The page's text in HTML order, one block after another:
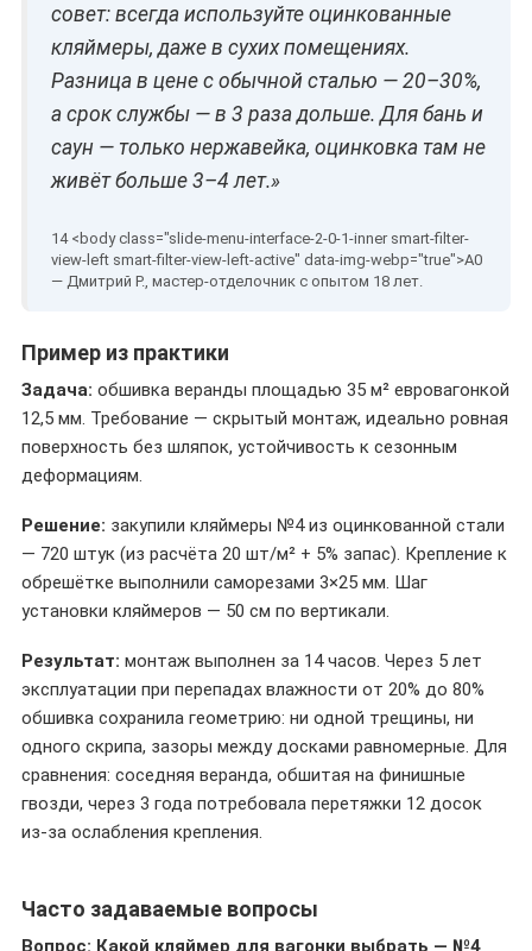
совет: всегда используйте оцинкованные
кляймеры, даже в сухих помещениях.
Разница в цене с обычной сталью — 20–30%,
а срок службы — в 3 раза дольше. Для бань и
саун — только нержавейка, оцинковка там не
живёт больше 3–4 лет.»
— Дмитрий Р., мастер-отделочник с опытом 18 лет.
Пример из практики
Задача: обшивка веранды площадью 35 м² евровагонкой
12,5 мм. Требование — скрытый монтаж, идеально ровная
поверхность без шляпок, устойчивость к сезонным
деформациям.
Решение: закупили кляймеры №4 из оцинкованной стали
— 720 штук (из расчёта 20 шт/м² + 5% запас). Крепление к
обрешётке выполнили саморезами 3×25 мм. Шаг
установки кляймеров — 50 см по вертикали.
Результат: монтаж выполнен за 14 часов. Через 5 лет
эксплуатации при перепадах влажности от 20% до 80%
обшивка сохранила геометрию: ни одной трещины, ни
одного скрипа, зазоры между досками равномерные. Для
сравнения: соседняя веранда, обшитая на финишные
гвозди, через 3 года потребовала перетяжки 12 досок
из-за ослабления крепления.
Часто задаваемые вопросы
Вопрос: Какой кляймер для вагонки выбрать — №4